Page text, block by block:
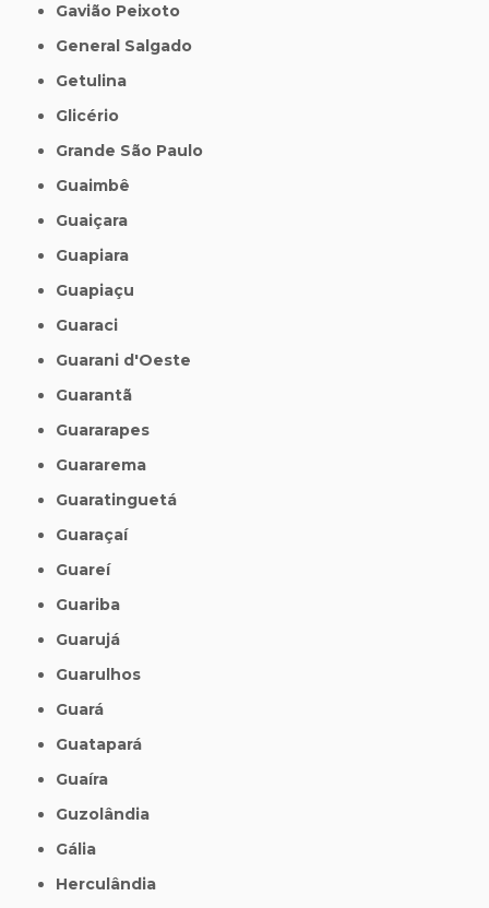
Gavião Peixoto
General Salgado
Getulina
Glicério
Grande São Paulo
Guaimbê
Guaiçara
Guapiara
Guapiaçu
Guaraci
Guarani d'Oeste
Guarantã
Guararapes
Guararema
Guaratinguetá
Guaraçaí
Guareí
Guariba
Guarujá
Guarulhos
Guará
Guatapará
Guaíra
Guzolândia
Gália
Herculândia